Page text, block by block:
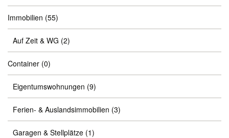
Immobilien (55)
Auf Zeit & WG (2)
Container (0)
Eigentumswohnungen (9)
Ferien- & Auslandsimmobilien (3)
Garagen & Stellplätze (1)